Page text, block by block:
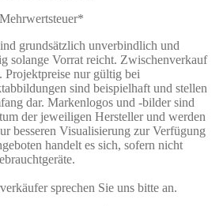
grundsätzlich unverbindlich und
solange Vorrat reicht. Zwischenverkauf
Projektpreise nur gültig bei
sind beispielhaft und stellen
dar. Markenlogos und -bilder sind
der jeweiligen Hersteller und werden
besseren Visualisierung zur Verfügung
handelt es sich, sofern nicht
sprechen Sie uns bitte an.